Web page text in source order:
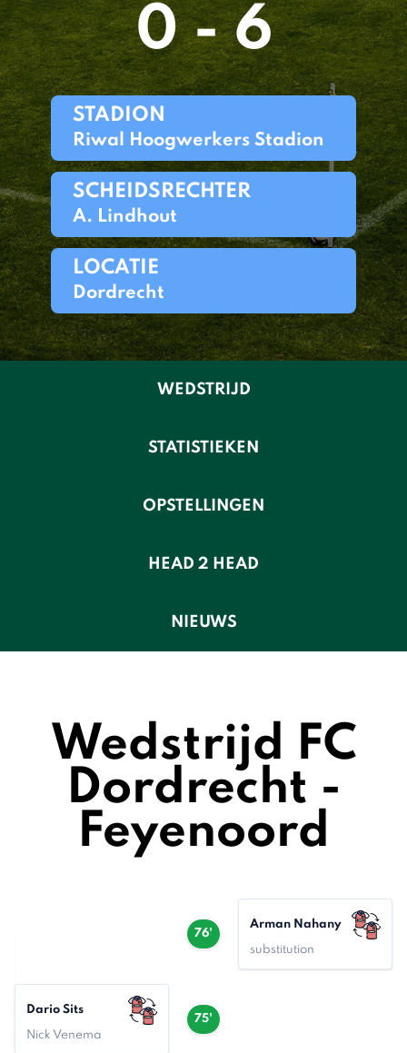
0 - 6
STADION
Riwal Hoogwerkers Stadion
SCHEIDSRECHTER
A. Lindhout
LOCATIE
Dordrecht
WEDSTRIJD
STATISTIEKEN
OPSTELLINGEN
HEAD 2 HEAD
NIEUWS
Wedstrijd FC
Dordrecht -
Feyenoord
76'
Arman Nahany
substitution
75'
Dario Sits
Nick Venema